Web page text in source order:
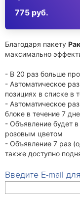
775 руб.
Благодаря пакету
максимально
- В 20 раз больше
- Автоматическое
позициях в списке в
- Автоматическое
блоке в течение 7
- Объявление будет
розовым цветом
- Объявление 7 раз
также доступно
Введите E-mail